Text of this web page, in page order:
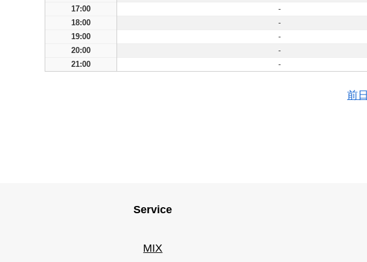
17:00
-
18:00
-
19:00
-
20:00
-
21:00
-
前日
Service
MIX